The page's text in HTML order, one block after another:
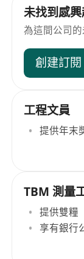
未找到感
為這間公司
創建訂閱
工程文員
提供年末
TBM 測量
提供雙糧
享有銀行